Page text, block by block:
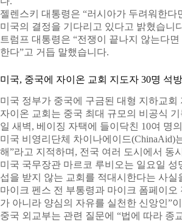
젤렌스키 대통령은 “러시아가 두려워한
미국의 결정을 기다리고 있다고 밝혔습니
트럼프 대통령은 “전쟁이 끝나지 않는다
한다”고 거듭 말했습니다.
미국, 중국에 자이온 교회 지도자 30명 석
미국 정부가 중국에 구금된 대형 지하교
자이온 교회는 중국 최대 규모의 비공식
일 새벽, 베이징 자택에 들이닥친 10여 명
미국 비영리단체 차이나에이드(ChinaAid)
해”라고 지적하며, 전국 여러 도시에서 동
미국 국무장관 마르코 루비오는 일요일
섭을 받지 않는 교회를 적대시한다는 사
마이크 펜스 전 부통령과 마이크 폼페이
가 아니라 양심의 자유를 실천한 신앙인”
중국 외교부는 관련 질문에 “법에 따라 종